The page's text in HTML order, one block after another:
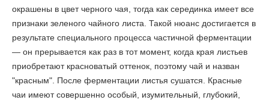
окрашены в цвет черного чая, тогда как серединка имеет все
признаки зеленого чайного листа. Такой нюанс достигается в
результате специального процесса частичной ферментации
— он прерывается как раз в тот момент, когда края листьев
приобретают красноватый оттенок, поэтому чай и назван
"красным". После ферментации листья сушатся. Красные
чаи имеют совершенно особый, изумительный, глубокий,